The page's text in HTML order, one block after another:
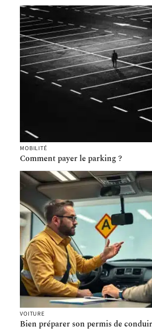
MOBILITÉ
Comment payer le parking ?
VOITURE
Bien préparer son permis de